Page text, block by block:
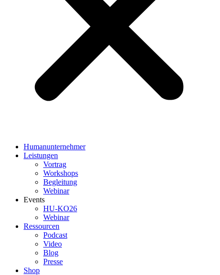
Humanunternehmer
Leistungen
Vortrag
Workshops
Begleitung
Webinar
Events
HU-KO26
Webinar
Ressourcen
Podcast
Video
Blog
Presse
Shop